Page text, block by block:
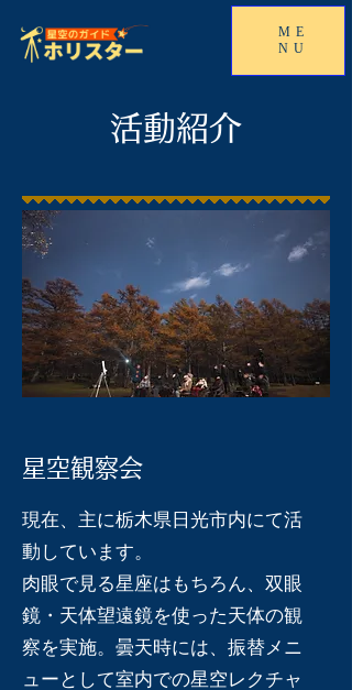
ME
NU
活動紹介
星空観察会
現在、主に栃木県日光市内にて活
動しています。
肉眼で見る星座はもちろん、双眼
鏡・天体望遠鏡を使った天体の観
察を実施。曇天時には、振替メニ
ューとして室内での星空レクチャ